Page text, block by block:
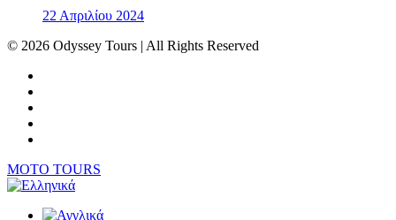
22 Απριλίου 2024
© 2026 Odyssey Tours | All Rights Reserved
MOTO TOURS